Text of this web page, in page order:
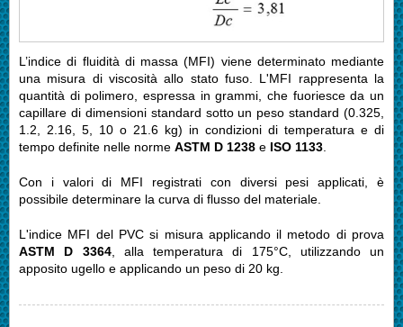
L’indice di fluidità di massa (MFI) viene determinato mediante
una misura di viscosità allo stato fuso. L'MFI rappresenta la
quantità di polimero, espressa in grammi, che fuoriesce da un
capillare di dimensioni standard sotto un peso standard (0.325,
1.2, 2.16, 5, 10 o 21.6 kg) in condizioni di temperatura e di
tempo definite nelle norme ASTM D 1238 e ISO 1133
Con i valori di MFI registrati con diversi pesi applicati, è
possibile determinare la curva di flusso del materiale.
L'indice MFI del PVC si misura applicando il metodo di prova
ASTM D 3364, alla temperatura di 175°C, utilizzando un
apposito ugello e applicando un peso di 20 kg.